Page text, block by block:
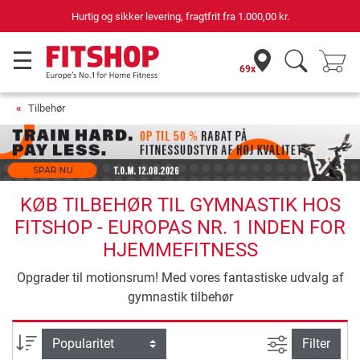
Hurtig og sikker levering, fragtfrit fra 1.000,00 kr.
69x
Tilbehør
KØB TILBEHØR TIL GYMNASTIK HOS
FITSHOP - EUROPAS NR. 1 INDEN FOR
HJEMMEFITNESS
Opgrader til motionsrum! Med vores fantastiske udvalg af
gymnastik tilbehør
sortering Avanceret
Filter